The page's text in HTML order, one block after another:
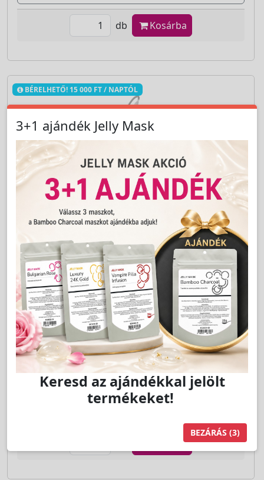
db Kosárba
BÉRELHETŐ! 15 000 FT / NAPTÓL
Cikkszám:
MultiFull QUATTRO SMART 600 , DIÓDA LÉZERES
VÉGLEGES SZORTELENÍTO + TETOVÁLÁS
ELTÁVOLÍTÓ + CARBON PEELING ND YAG -
ELKON
LAKOSSÁGI ÁR (BRUTTÓ)
3 490 000 Ft
Jutalom:69800 pont
BÉRELHETŐ! 15 000 FT / NAPTÓL
Kosárba
3+1 ajándék Jelly Mask
Keresd az ajándékkal jelölt
termékeket!
BEZÁRÁS (2)